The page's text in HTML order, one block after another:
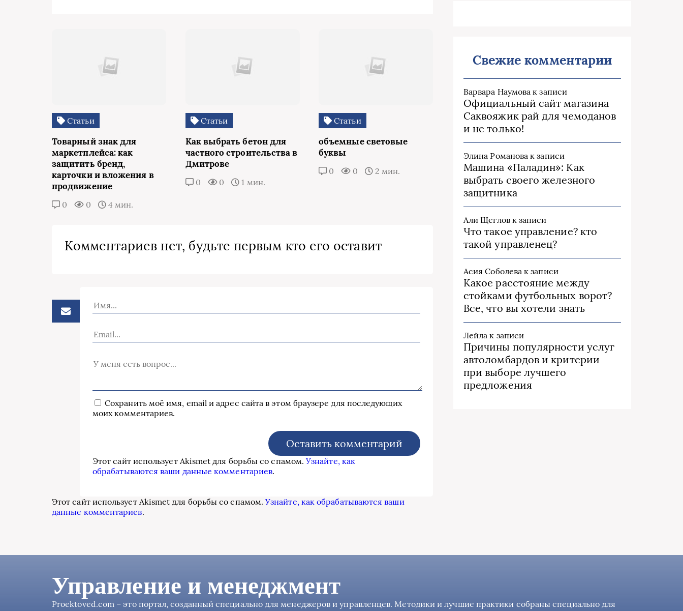
Статьи
Товарный знак для
маркетплейса: как
защитить бренд,
карточки и вложения в
продвижение
0 0 4 мин.
Статьи
Как выбрать бетон для
частного строительства в
Дмитрове
0 0 1 мин.
Статьи
объемные световые
буквы
0 0 2 мин.
Комментариев нет, будьте первым кто его оставит
Сохранить моё имя, email и адрес сайта в этом браузере для последующих
моих комментариев.
Этот сайт использует Akismet для борьбы со спамом.Узнайте, как
обрабатываются ваши данные комментариев.
Этот сайт использует Akismet для борьбы со спамом.Узнайте, как обрабатываются ваши
данные комментариев.
Свежие комментарии
Варвара Наумова к записи
Официальный сайт магазина
Саквояжик рай для чемоданов
и не только!
Элина Романова к записи
Машина «Паладин»: Как
выбрать своего железного
защитника
Али Щегловк записи
Что такое управление? кто
такой управленец?
Асия Соболева к записи
Какое расстояние между
стойками футбольных ворот?
Все, что вы хотели знать
Лейла к записи
Причины популярности услуг
автоломбардов и критерии
при выборе лучшего
предложения
Управление и менеджмент
Proektoved.com – это портал, созданный специально для менеджеров и управленцев. Методики и лучшие практики собраны специально для